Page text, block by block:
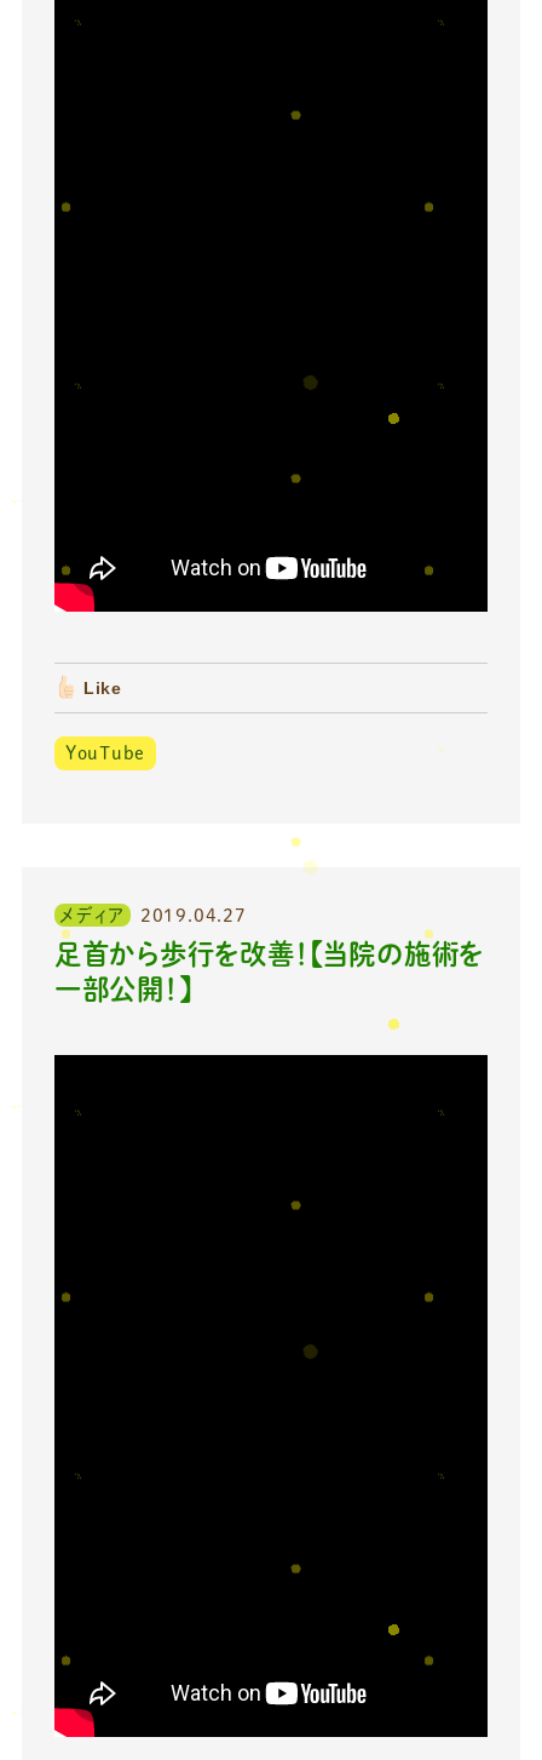
Like
YouTube
メディア 2019.04.27
足首から歩行を改善！【当院の施術を
一部公開！】